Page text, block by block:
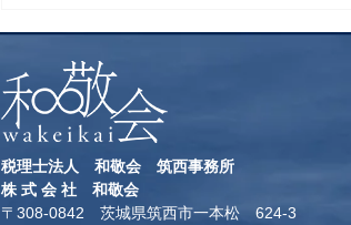
税理士法人 和敬会 筑西事務所
​株 式 会 社 和敬会
〒308-0842 茨城県筑西市一本松 624-3